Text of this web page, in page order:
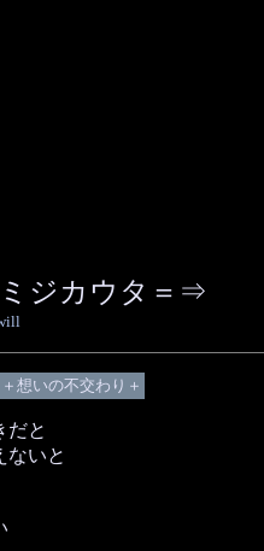
ミジカウタ＝⇒
＋想いの不交わり＋
だと
ないと